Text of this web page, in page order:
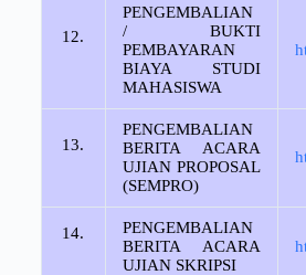
12.
PENGEMBALIAN
/ BUKTI
PEMBAYARAN
BIAYA STUDI
MAHASISWA
13.
PENGEMBALIAN
BERITA ACARA
UJIAN PROPOSAL
(SEMPRO)
14.
PENGEMBALIAN
BERITA ACARA
UJIAN SKRIPSI